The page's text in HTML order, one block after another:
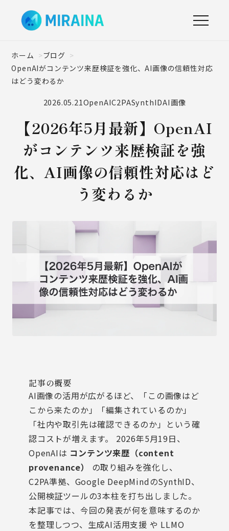
ホーム
ブログ
OpenAIがコンテンツ来歴検証を強化、AI画像の信頼性対応
はどう変わるか
2026.05.21OpenAIC2PASynthIDAI画像
【2026年5月最新】OpenAI
がコンテンツ来歴検証を強
化、AI画像の信頼性対応はど
う変わるか
記事の概要
AI画像の活用が広がるほど、「この画像はど
こから来たのか」「編集されているのか」
「社内や取引先は確認できるのか」という確
認コストが増えます。 2026年5月19日、
OpenAIは コンテンツ来歴（content
provenance）
の取り組みを強化し、
C2PA準拠、Google DeepMindのSynthID、
公開検証ツールの3本柱を打ち出しました。
本記事では、今回の発表が何を意味するのか
を整理しつつ、 生成AI活用支援 や LLMO